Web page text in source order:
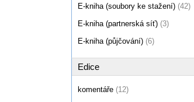
E-kniha (soubory ke stažení) (42)
E-kniha (partnerská síť) (3)
E-kniha (půjčování) (6)
Edice
komentáře (12)